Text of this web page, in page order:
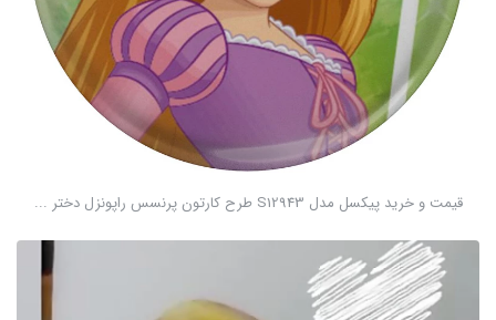
قیمت و خرید پیکسل مدل S12943 طرح کارتون پرنسس راپونزل دختر ...